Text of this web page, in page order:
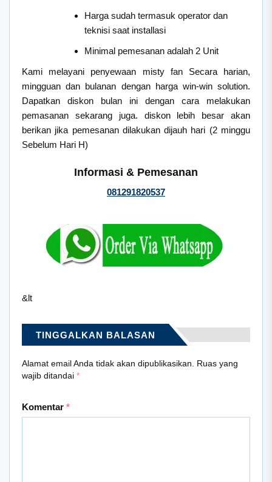
Harga sudah termasuk operator dan
teknisi saat installasi
Minimal pemesanan adalah 2 Unit
Kami melayani penyewaan misty fan Secara harian,
mingguan dan bulanan dengan harga win-win solution.
Dapatkan diskon bulan ini dengan cara melakukan
pemasanan sekarang juga. diskon lebih besar akan
berikan jika pemesanan dilakukan dijauh hari (2 minggu
Sebelum Hari H)
Informasi & Pemesanan
081291820537
&lt
TINGGALKAN BALASAN
Alamat email Anda tidak akan dipublikasikan.
Ruas yang
wajib ditandai *
Komentar *